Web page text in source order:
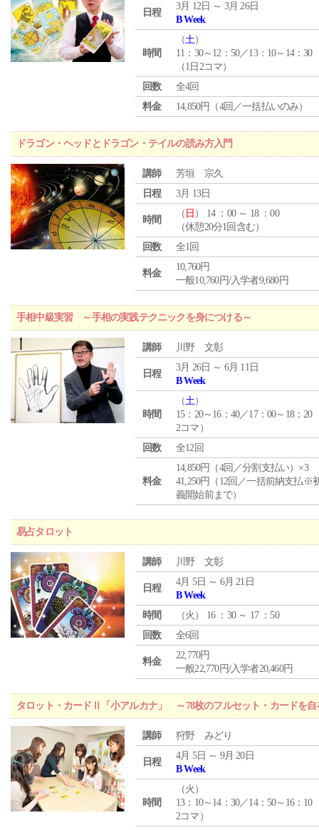
日程
3月 12日 ～ 3月 26日
B Week
時間
（土）
11：30～12：50／13：10～14：30
（1日2コマ）
回数
全4回
料金
14,850円（4回／一括払いのみ）
ドラゴン・ヘッドとドラゴン・テイルの読み方入門
講師
芳垣 宗久
日程
3月 13日
時間
（ 日 ） 14 ：00 ～ 18 ：00
（休憩20分1回含む）
回数
全1回
料金
10,760円
一般10,760円/入学者9,680円
手相中級実習 ～手相の実践テクニックを身につける～
講師 川野 文彰
日程
3月 26日 ～ 6月 11日
B Week
時間
（土）
15：20～16：40／17：00～18：20
2コマ）
回数
全12回
料金
14,850円（4回／分割支払い）×3
41,250円（12回／一括前納支払※
義開始前まで）
易占タロット
講師 川野 文彰
日程
4月 5日 ～ 6月 21日
B Week
時間
（火 ） 16 ：30 ～ 17 ：50
回数
全6回
料金
22,770円
一般22,770円/入学者20,460円
タロット・カードⅡ「小アルカナ」 ～78枚のフルセット・カードを自
講師 狩野 みどり
日程
4月 5日 ～ 9月 20日
B Week
時間
（火 ）
13：10～14：30／14：50～16：10
2コマ）